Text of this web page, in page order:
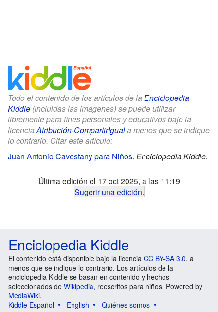
Todo el contenido de los artículos de la Enciclopedia
Kiddle (incluidas las imágenes) se puede utilizar
libremente para fines personales y educativos bajo la
licenciaAtribución-CompartirIguala menos que se indique
lo contrario. Citar este artículo:
Juan Antonio Cavestany para Niños. Enciclopedia Kiddle.
Última edición el 17 oct 2025, a las 11:19
Sugerir una edición.
Enciclopedia Kiddle
El contenido está disponible bajo la licencia CC BY-SA 3.0, a
menos que se indique lo contrario. Los artículos de la
enciclopedia Kiddle se basan en contenido y hechos
seleccionados de Wikipedia, reescritos para niños. Powered by
MediaWiki.
Kiddle Español
English
Quiénes somos